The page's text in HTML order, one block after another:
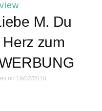
M. Du
zum
on 19/02/2018